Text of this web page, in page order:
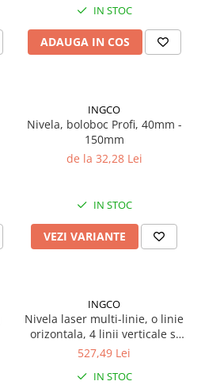
IN STOC
ADAUGA IN COS
INGCO
Nivela, boloboc Profi, 40mm -
150mm
de la 32,28 Lei
IN STOC
VEZI VARIANTE
INGCO
Nivela laser multi-linie, o linie
orizontala, 4 linii verticale si
punct de plumb vertical,
527,49 Lei
IN STOC